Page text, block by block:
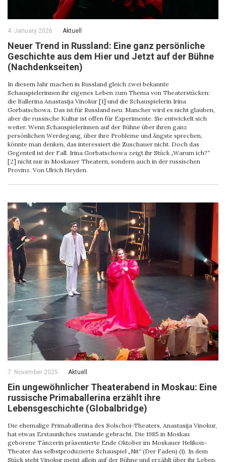
4. January 2026 Aktuell
Neuer Trend in Russland: Eine ganz persönliche
Geschichte aus dem Hier und Jetzt auf der Bühne
(Nachdenkseiten)
In diesem Jahr machen in Russland gleich zwei bekannte
Schauspielerinnen ihr eigenes Leben zum Thema von Theaterstücken:
die Ballerina Anastasija Vinokur [1] und die Schauspielerin Irina
Gorbatschowa. Das ist für Russland neu. Mancher wird es nicht glauben,
aber die russische Kultur ist offen für Experimente. Sie entwickelt sich
weiter. Wenn Schauspielerinnen auf der Bühne über ihren ganz
persönlichen Werdegang, über ihre Probleme und Ängste sprechen,
könnte man denken, das interessiert die Zuschauer nicht. Doch das
Gegenteil ist der Fall. Irina Gorbatschowa zeigt ihr Stück „Warum ich?“
[2] nicht nur in Moskauer Theatern, sondern auch in der russischen
Provinz. Von Ulrich Heyden.
7. November 2025 Aktuell
Ein ungewöhnlicher Theaterabend in Moskau: Eine
russische Primaballerina erzählt ihre
Lebensgeschichte (Globalbridge)
Die ehemalige Primaballerina des Bolschoi-Theaters, Anastasija Vinokur,
hat etwas Erstaunliches zustande gebracht. Die 1985 in Moskau
geborene Tänzerin präsentierte Ende Oktober im Moskauer Helikon-
Theater das selbstproduzierte Schauspiel „Nit“ (Der Faden) (1). In dem
Stück steht Vinokur meist allein auf der Bühne und erzählt über ihr Leben,